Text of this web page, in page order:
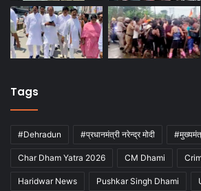
Tags
#Dehradun #प्रधानमंत्री नरेन्द्र मोदी
Char Dham Yatra 2026 CM Dhami
Haridwar News Pushkar Singh Dhami